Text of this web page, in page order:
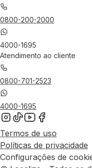
0800-200-2000
4000-1695
Atendimento ao cliente
0800-701-2523
4000-1695
Termos de uso
Políticas de privacidade
Configurações de